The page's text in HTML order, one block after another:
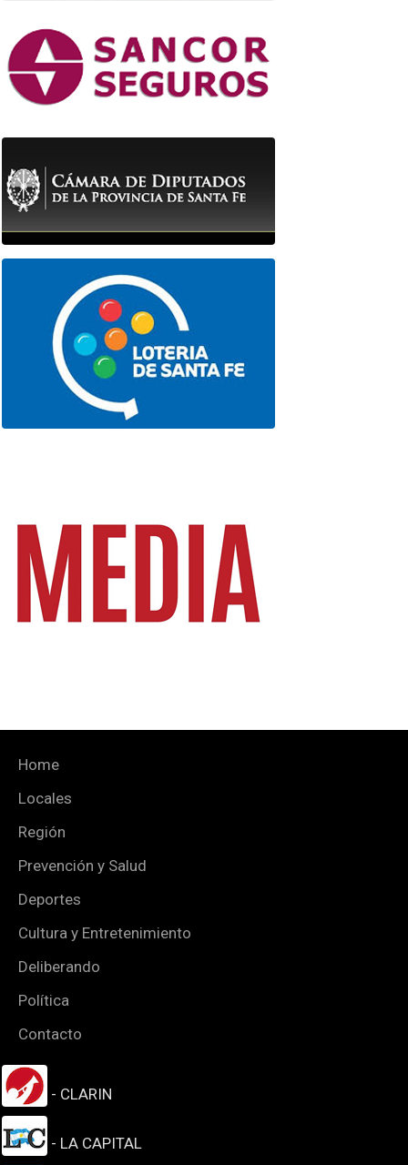
Home
Locales
Región
Prevención y Salud
Deportes
Cultura y Entretenimiento
Deliberando
Política
Contacto
- CLARIN
- LA CAPITAL